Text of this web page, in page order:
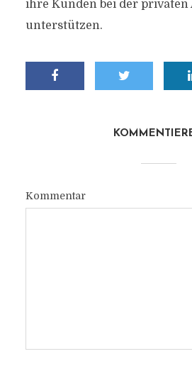
ihre Kunden bei der privaten
unterstützen.
Kommentar